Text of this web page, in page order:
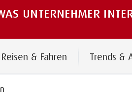
UNTERNEHMER
Reisen & Fahren Trends &